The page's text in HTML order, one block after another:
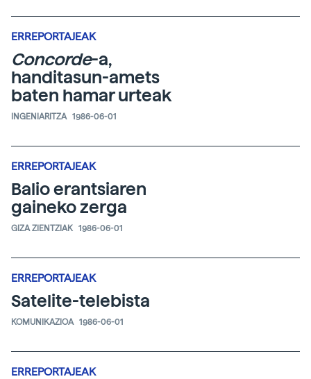
ERREPORTAJEAK
Concorde-a,
handitasun-amets
baten hamar urteak
INGENIARITZA 1986-06-01
ERREPORTAJEAK
Balio erantsiaren
gaineko zerga
GIZA ZIENTZIAK 1986-06-01
ERREPORTAJEAK
Satelite-telebista
KOMUNIKAZIOA 1986-06-01
ERREPORTAJEAK